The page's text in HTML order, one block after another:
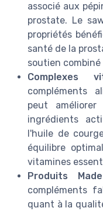
associé aux
prostate. Le
propriétés
santé de la
soutien
Complexes
compléments
peut
ingrédients
l'huile de
équilibre
vitamines
Produits
compléments
quant à la